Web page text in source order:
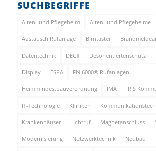
SUCHBEGRIFFE
Alten- und Pflegeheim Alten- und Pflegeheime
Austausch Rufanlage Birntaster
Datentechnik DECT Desorientiertenschutz
Display ESPA FN 6000® Rufanlagen
Heimmindestbauverordnung IMA IRIS
IT-Technologie Kliniken
Krankenhäuser Lichtruf Magnetanschluss
Modernisierung Netzwerktechnik Neubau